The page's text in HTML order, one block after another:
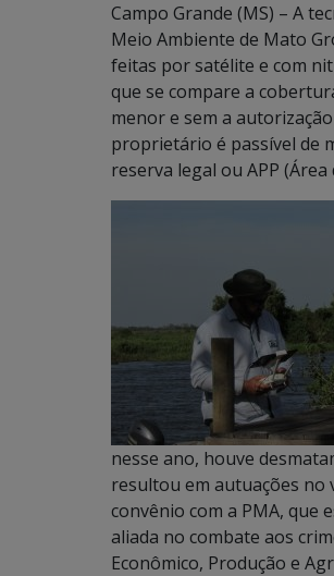
Campo Grande (MS) – A
Meio Ambiente de Mato
feitas por satélite e com
que se compare a
menor e sem a
proprietário é passível de
reserva legal ou APP
nesse ano, houve
resultou em autuações no
convênio com a PMA, que
aliada no combate aos
Econômico, Produção e